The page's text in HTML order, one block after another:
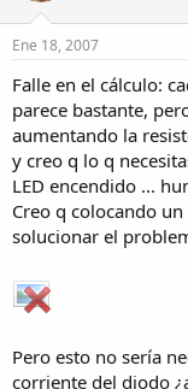
Ene 18, 2007
Falle en el cálculo:
parece bastante,
aumentando la
y creo q lo q
LED encendido ...
Creo q colocando
solucionar el
Pero esto no sería
corriente del diodo